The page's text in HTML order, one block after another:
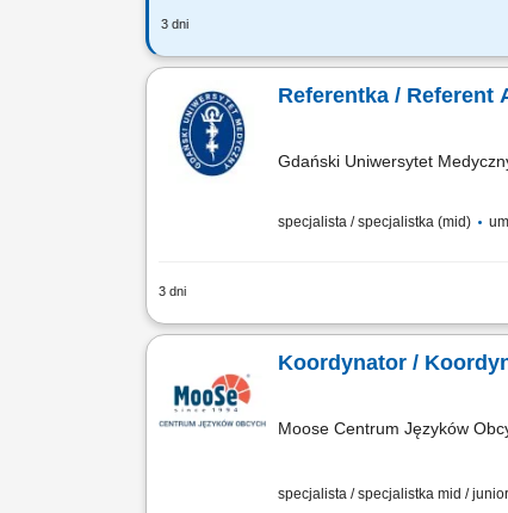
3 dni
OSOBA NA TYM STANOWISKU
Referentka / Referent
Gdański Uniwersytet
specjalista / specjalistka (mid)
3 dni
Zakres obowiązków: Prowadzenie
Koordynator /
Moose Centrum Języków
specjalista / specjalistka mid /